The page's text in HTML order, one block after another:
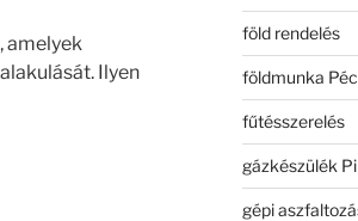
amelyek
alakulását. Ilyen
föld rendelés
földmunka
fűtésszerelés
gázkészülék
gépi